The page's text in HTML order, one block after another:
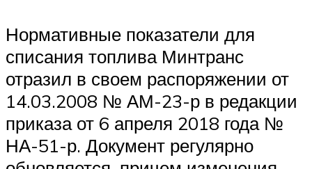
Нормативные показатели для
списания топлива Минтранс
отразил в своем распоряжении от
14.03.2008 № АМ-23-р в редакции
приказа от 6 апреля 2018 года №
НА-51-р. Документ регулярно